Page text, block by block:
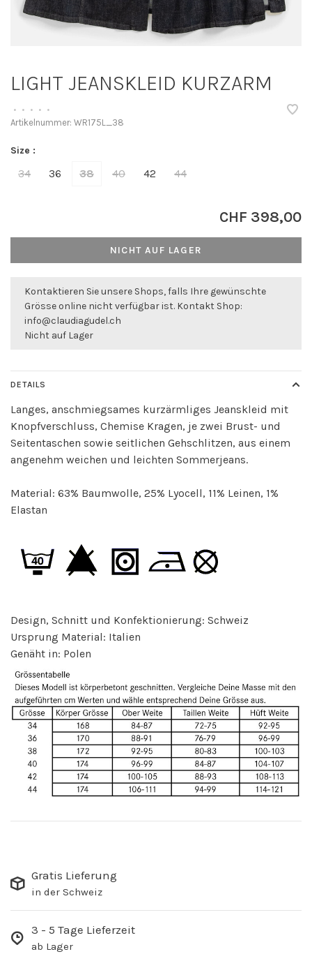
LIGHT JEANSKLEID KURZARM
• • • • •
Artikelnummer: WR175L_38
Size :
34 36 38 40 42 44
CHF 398,00
NICHT AUF LAGER
Kontaktieren Sie unsere Shops, falls Ihre gewünschte
Grösse online nicht verfügbar ist. Kontakt Shop:
info@claudiagudel.ch
Nicht auf Lager
DETAILS
Langes, anschmiegsames kurzärmliges Jeanskleid mit
Knopfverschluss, Chemise Kragen, je zwei Brust- und
Seitentaschen sowie seitlichen Gehschlitzen, aus einem
angenehm weichen und leichten Sommerjeans.
Material: 63% Baumwolle, 25% Lyocell, 11% Leinen, 1%
Elastan
Design, Schnitt und Konfektionierung: Schweiz
Ursprung Material: Italien
Genäht in: Polen
Gratis Lieferung
in der Schweiz
3 - 5 Tage Lieferzeit
ab Lager